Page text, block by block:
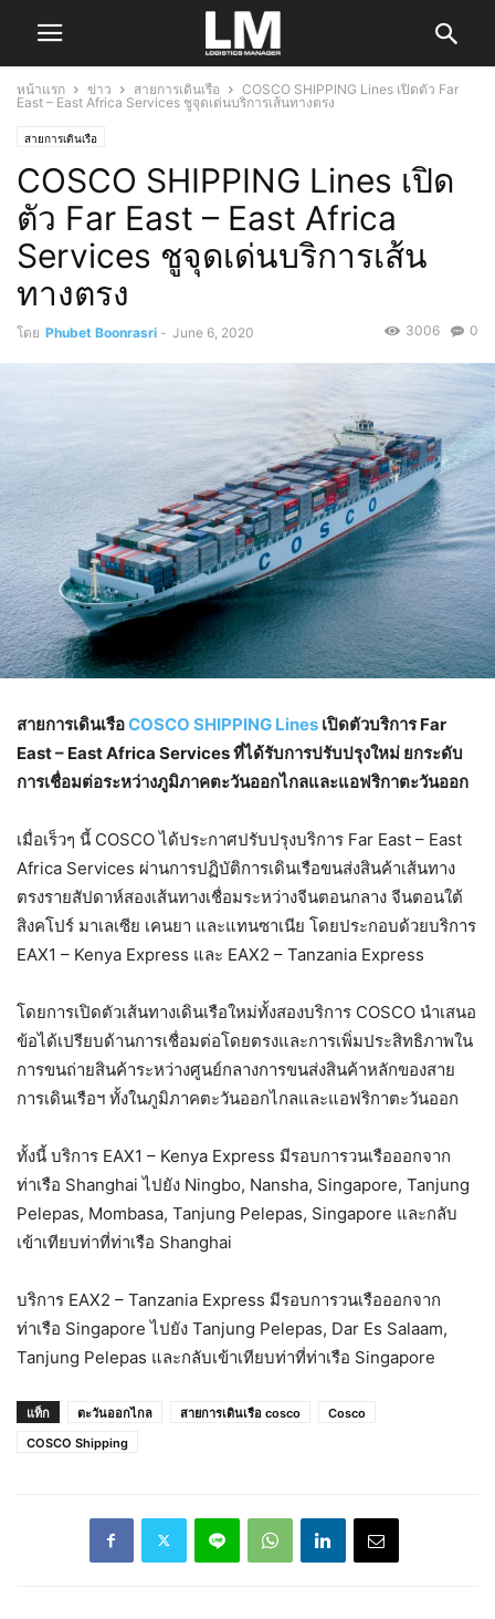
หน้าแรก ข่าว สายการเดินเรือ
COSCO SHIPPING Lines เปิดตัว Far
East – East Africa Services ชูจุดเด่นบริการเส้นทางตรง
สายการเดินเรือ
COSCO SHIPPING Lines เปิด
ตัว Far East – East Africa
Services ชูจุดเด่นบริการเส้น
ทางตรง
โดย Phubet Boonrasri - June 6, 2020 0
3006
สายการเดินเรือCOSCO SHIPPING Lines เปิดตัวบริการ Far
East – East Africa Services ที่ได้รับการปรับปรุงใหม่ ยกระดับ
การเชื่อมต่อระหว่างภูมิภาคตะวันออกไกลและแอฟริกาตะวันออก
เมื่อเร็วๆ นี้ COSCO ได้ประกาศปรับปรุงบริการ Far East – East
Africa Services ผ่านการปฏิบัติการเดินเรือขนส่งสินค้าเส้นทาง
ตรงรายสัปดาห์สองเส้นทางเชื่อมระหว่างจีนตอนกลาง จีนตอนใต้
สิงคโปร์ มาเลเซีย เคนยา และแทนซาเนีย โดยประกอบด้วยบริการ
EAX1 – Kenya Express และ EAX2 – Tanzania Express
โดยการเปิดตัวเส้นทางเดินเรือใหม่ทั้งสองบริการ COSCO นำเสนอ
ข้อได้เปรียบด้านการเชื่อมต่อโดยตรงและการเพิ่มประสิทธิภาพใน
การขนถ่ายสินค้าระหว่างศูนย์กลางการขนส่งสินค้าหลักของสาย
การเดินเรือฯ ทั้งในภูมิภาคตะวันออกไกลและแอฟริกาตะวันออก
ทั้งนี้ บริการ EAX1 – Kenya Express มีรอบการวนเรือออกจาก
ท่าเรือ Shanghai ไปยัง Ningbo, Nansha, Singapore, Tanjung
Pelepas, Mombasa, Tanjung Pelepas, Singapore และกลับ
เข้าเทียบท่าที่ท่าเรือ Shanghai
บริการ EAX2 – Tanzania Express มีรอบการวนเรือออกจาก
ท่าเรือ Singapore ไปยัง Tanjung Pelepas, Dar Es Salaam,
Tanjung Pelepas และกลับเข้าเทียบท่าที่ท่าเรือ Singapore
แท็ก ตะวันออกไกล สายการเดินเรือ cosco
Cosco
COSCO Shipping